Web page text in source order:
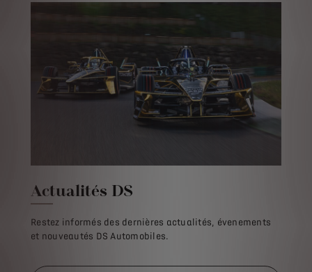
Actualités DS
Restez informés des dernières actualités, évenements
et nouveautés DS Automobiles.